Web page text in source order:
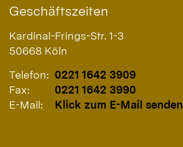
Geschäftszeiten
Kardinal-Frings-Str. 1-3
50668 Köln
Telefon: 0221 1642 3909
Fax:
0221 1642 3990
E-Mail:
Klick zum E-Mail senden